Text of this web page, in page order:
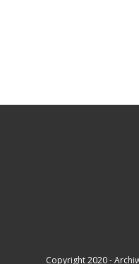
Copyright 2020 -